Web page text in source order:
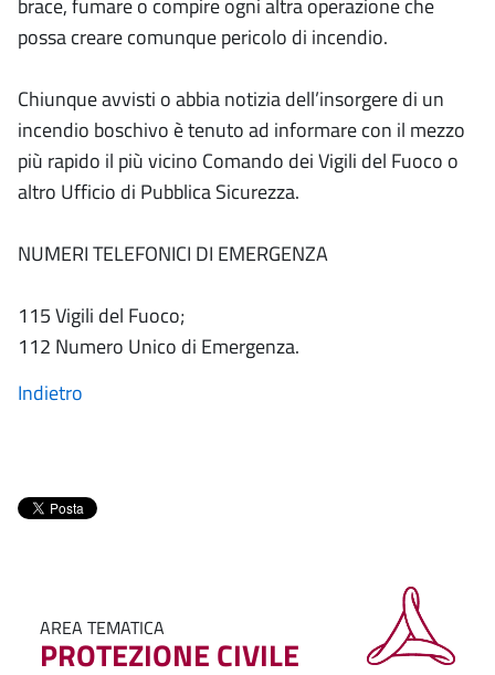
brace, fumare o compire ogni altra operazione che
possa creare comunque pericolo di incendio.
Chiunque avvisti o abbia notizia dell’insorgere di un
incendio boschivo è tenuto ad informare con il mezzo
più rapido il più vicino Comando dei Vigili del Fuoco o
altro Ufficio di Pubblica Sicurezza.
NUMERI TELEFONICI DI EMERGENZA
115 Vigili del Fuoco;
112 Numero Unico di Emergenza.
Indietro
AREA TEMATICA
PROTEZIONE CIVILE